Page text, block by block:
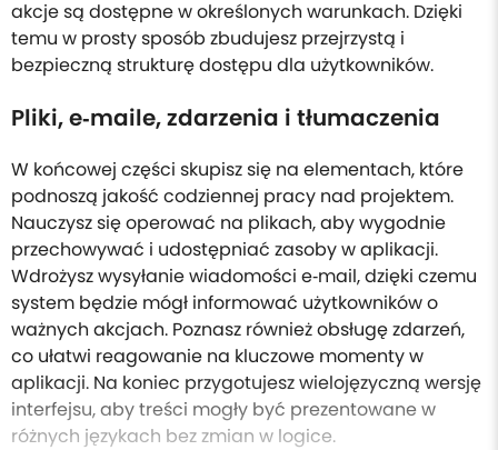
akcje są dostępne w określonych warunkach. Dzięki
temu w prosty sposób zbudujesz przejrzystą i
bezpieczną strukturę dostępu dla użytkowników.
Pliki, e‑maile, zdarzenia i tłumaczenia
W końcowej części skupisz się na elementach, które
podnoszą jakość codziennej pracy nad projektem.
Nauczysz się operować na plikach, aby wygodnie
przechowywać i udostępniać zasoby w aplikacji.
Wdrożysz wysyłanie wiadomości e‑mail, dzięki czemu
system będzie mógł informować użytkowników o
ważnych akcjach. Poznasz również obsługę zdarzeń,
co ułatwi reagowanie na kluczowe momenty w
aplikacji. Na koniec przygotujesz wielojęzyczną wersję
interfejsu, aby treści mogły być prezentowane w
różnych językach bez zmian w logice.